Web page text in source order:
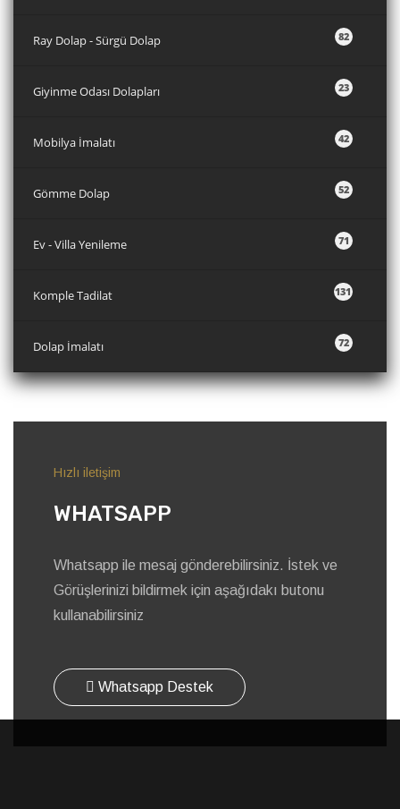
82
Ray Dolap - Sürgü Dolap
23
Giyinme Odası Dolapları
42
Mobilya İmalatı
52
Gömme Dolap
71
Ev - Villa Yenileme
131
Komple Tadilat
72
Dolap İmalatı
Hızlı iletişim
WHATSAPP
Whatsapp ile mesaj gönderebilirsiniz. İstek ve
Görüşlerinizi bildirmek için aşağıdakı butonu
kullanabilirsiniz
Whatsapp Destek